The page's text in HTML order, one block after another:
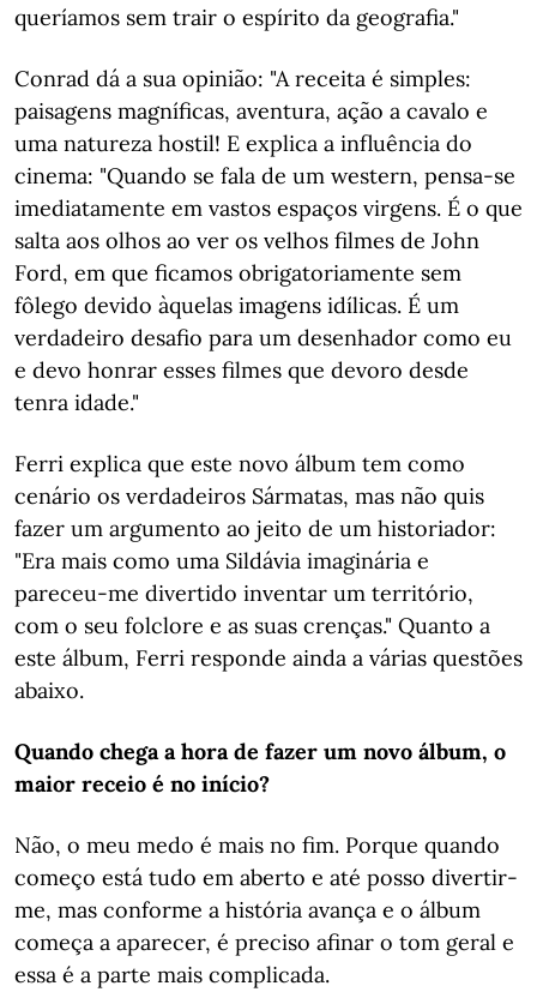
queríamos sem trair o espírito da geografia."
Conrad dá a sua opinião: "A receita é simples:
paisagens magníficas, aventura, ação a cavalo e
uma natureza hostil! E explica a influência do
cinema: "Quando se fala de um western, pensa-se
imediatamente em vastos espaços virgens. É o que
salta aos olhos ao ver os velhos filmes de John
Ford, em que ficamos obrigatoriamente sem
fôlego devido àquelas imagens idílicas. É um
verdadeiro desafio para um desenhador como eu
e devo honrar esses filmes que devoro desde
tenra idade."
Ferri explica que este novo álbum tem como
cenário os verdadeiros Sármatas, mas não quis
fazer um argumento ao jeito de um historiador:
"Era mais como uma Sildávia imaginária e
pareceu-me divertido inventar um território,
com o seu folclore e as suas crenças." Quanto a
este álbum, Ferri responde ainda a várias questões
abaixo.
Quando chega a hora de fazer um novo álbum, o
maior receio é no início?
Não, o meu medo é mais no fim. Porque quando
começo está tudo em aberto e até posso divertir-
me, mas conforme a história avança e o álbum
começa a aparecer, é preciso afinar o tom geral e
essa é a parte mais complicada.